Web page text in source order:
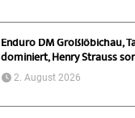
Enduro DM Großlöbichau,
dominiert, Henry Strauss
2. August 2026